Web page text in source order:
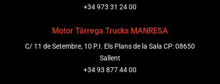
+34 973 31 24 00
Motor Tàrrega Trucks MANRESA
C/ 11 de Setembre, 10 P.I. Els Plans de la Sala CP: 08650
Sallent
+34 93 877 44 00